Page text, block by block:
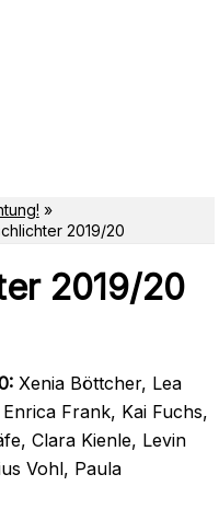
2019/20
2019/20
Xenia Böttcher, Lea
Frank, Kai Fuchs,
Clara Kienle, Levin
Vohl, Paula